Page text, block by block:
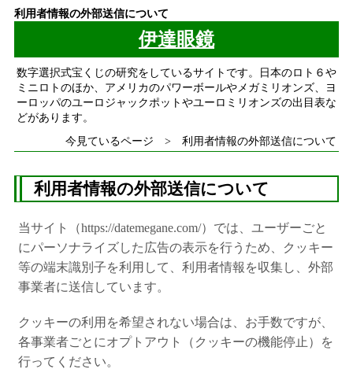
利用者情報の外部送信について
伊達眼鏡
数字選択式宝くじの研究をしているサイトです。日本のロト６や
ミニロトのほか、アメリカのパワーボールやメガミリオンズ、ヨ
ーロッパのユーロジャックポットやユーロミリオンズの出目表な
どがあります。
今見ているページ > 利用者情報の外部送信について
利用者情報の外部送信について
当サイト（https://datemegane.com/）では、ユーザーごと
にパーソナライズした広告の表示を行うため、クッキー
等の端末識別子を利用して、利用者情報を収集し、外部
事業者に送信しています。
クッキーの利用を希望されない場合は、お手数ですが、
各事業者ごとにオプトアウト（クッキーの機能停止）を
行ってください。